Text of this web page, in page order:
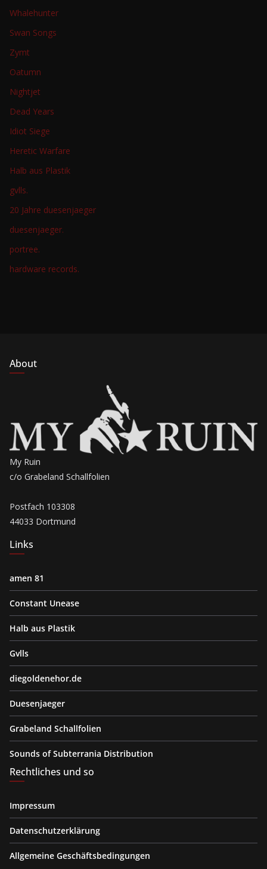
Whalehunter
Swan Songs
Zymt
Oatumn
Nightjet
Dead Years
Idiot Siege
Heretic Warfare
Halb aus Plastik
gvlls.
20 Jahre duesenjaeger
duesenjaeger.
portree.
hardware records.
About
My Ruin
c/o Grabeland Schallfolien
Postfach 103308
44033 Dortmund
Links
amen 81
Constant Unease
Halb aus Plastik
Gvlls
diegoldenehor.de
Duesenjaeger
Grabeland Schallfolien
Sounds of Subterrania Distribution
Rechtliches und so
Impressum
Datenschutzerklärung
Allgemeine Geschäftsbedingungen